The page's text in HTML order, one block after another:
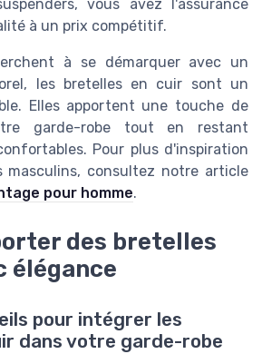
vous avez l'assurance
à un prix compétitif.
à se démarquer avec un
les bretelles en cuir sont un
Elles apportent une touche de
garde-robe tout en restant
Pour plus d'inspiration
masculins, consultez notre article
pour homme.
des bretelles
élégance
pour intégrer les
dans votre garde-robe